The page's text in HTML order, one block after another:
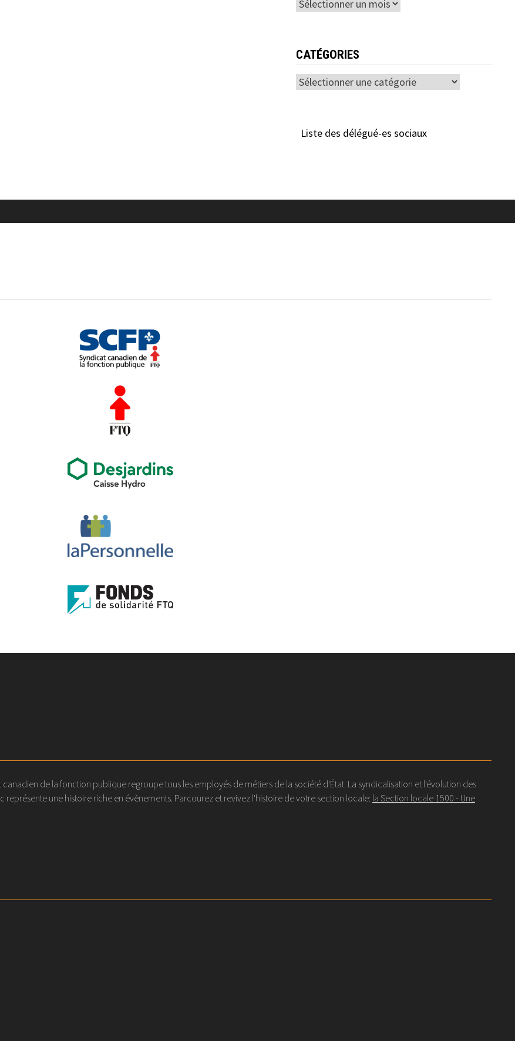
Archives
CATÉGORIES
Catégories
Liste des délégué-es sociaux
de la fonction publique regroupe tous les employés de métiers de la société d'État. La syndicalisation et l'évolution des
une histoire riche en évènements. Parcourez et revivez l'histoire de votre section locale: la Section locale 1500 - Une